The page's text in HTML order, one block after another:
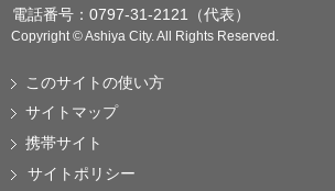
電話番号：0797-31-2121（代表）
Copyright © Ashiya City. All Rights Reserved.
このサイトの使い方
サイトマップ
携帯サイト
サイトポリシー